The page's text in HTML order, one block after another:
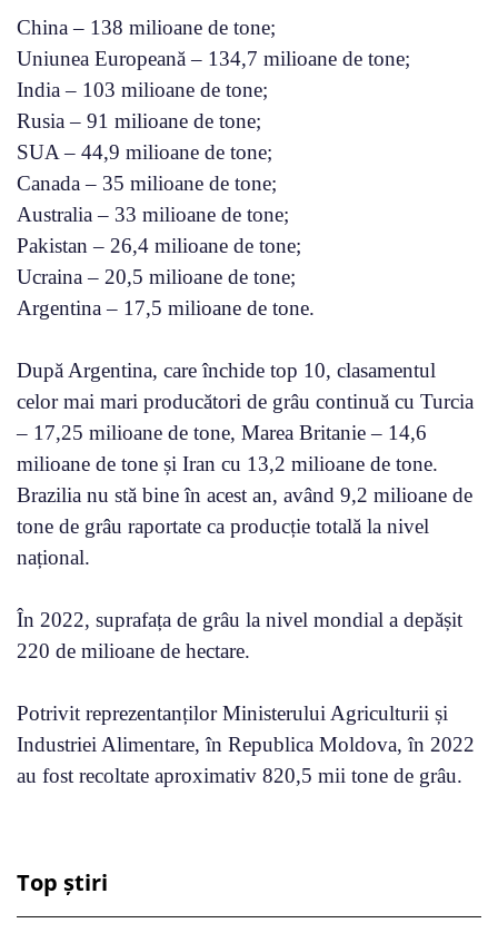
China – 138 milioane de tone;
Uniunea Europeană – 134,7 milioane de tone;
India – 103 milioane de tone;
Rusia – 91 milioane de tone;
SUA – 44,9 milioane de tone;
Canada – 35 milioane de tone;
Australia – 33 milioane de tone;
Pakistan – 26,4 milioane de tone;
Ucraina – 20,5 milioane de tone;
Argentina – 17,5 milioane de tone.
După Argentina, care închide top 10, clasamentul
celor mai mari producători de grâu continuă cu Turcia
– 17,25 milioane de tone, Marea Britanie – 14,6
milioane de tone și Iran cu 13,2 milioane de tone.
Brazilia nu stă bine în acest an, având 9,2 milioane de
tone de grâu raportate ca producție totală la nivel
național.
În 2022, suprafața de grâu la nivel mondial a depășit
220 de milioane de hectare.
Potrivit reprezentanților Ministerului Agriculturii și
Industriei Alimentare, în Republica Moldova, în 2022
au fost recoltate aproximativ 820,5 mii tone de grâu.
Top știri